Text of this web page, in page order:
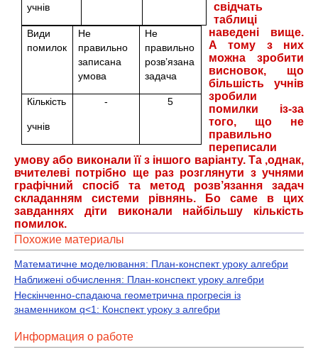
учнів
Види
помилок
Не
правильно
записана
умова
Не
правильно
розв’язана
задача
Кількість
учнів
- 5
свідчать
таблиці
наведені вище.
А тому з них
можна зробити
висновок, що
більшість учнів
зробили
помилки із-за
того, що не
правильно
переписали
умову або виконали її з іншого варіанту. Та ,однак,
вчителеві потрібно ще раз розглянути з учнями
графічний спосіб та метод розв’язання задач
складанням системи рівнянь. Бо саме в цих
завданнях діти виконали найбільшу кількість
помилок.
Похожие материалы
Математичне моделювання: План-конспект уроку алгебри
Наближені обчислення: План-конспект уроку алгебри
Нескінченно-спадаюча геометрична прогресія із
знаменником q<1: Конспект уроку з алгебри
Информация о работе